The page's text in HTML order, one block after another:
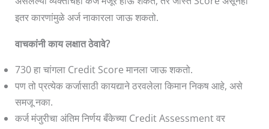
इतर कारणांमुळे अर्ज नाकारला जाऊ शकतो.
वाचकांनी काय लक्षात ठेवावे?
730 हा चांगला Credit Score मानला जाऊ शकतो.
पण तो प्रत्येक कर्जासाठी कायद्याने ठरवलेला किमान निकष आहे, असे
समजू नका.
कर्ज मंजुरीचा अंतिम निर्णय बँकेच्या Credit Assessment वर